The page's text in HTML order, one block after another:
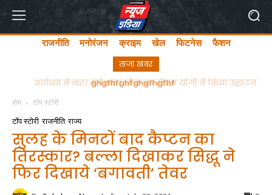
राजनीति मनोरंजन क्राइम खेल फिटनेस फैशन
ताजा खबर
अयोध्या में लता मंगेशकर चौक का सीएम योगी ने किया उद्घाटन
होम टॉप स्टोरी
टॉप स्टोरी राजनीति राज्य
सुलह के मिनटों बाद कैप्टन का
तिरस्कार? बल्ला दिखाकर सिद्धू ने
फिर दिखाये ‘बगावती’ तेवर